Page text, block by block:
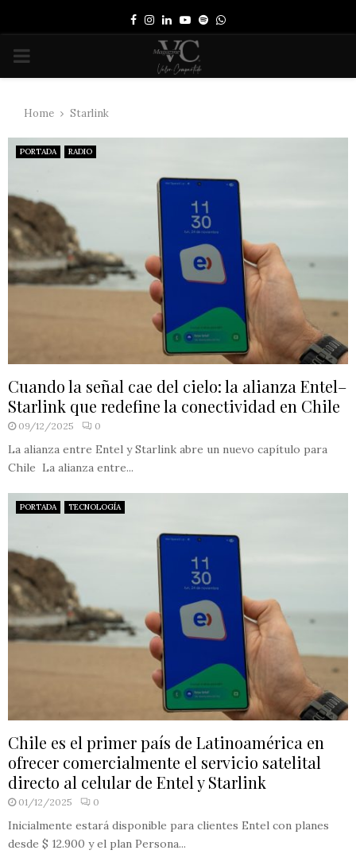
Facebook
Instagram
LinkedinYoutube
SpotifyWhatsapp
PRIMARY
Home Starlink
PORTADA RADIO
Cuando la señal cae del cielo: la alianza Entel–
Starlink que redefine la conectividad en Chile
09/12/2025 0
La alianza entre Entel y Starlink abre un nuevo capítulo para
Chile La alianza entre...
PORTADA TECNOLOGÍA
Chile es el primer país de Latinoamérica en
ofrecer comercialmente el servicio satelital
directo al celular de Entel y Starlink
01/12/2025 0
Inicialmente estará disponible para clientes Entel con planes
desde $ 12.900 y el plan Persona...